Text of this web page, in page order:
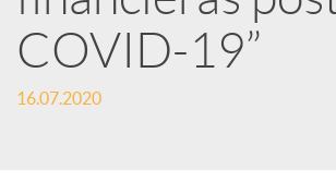
a
COVID-19”
16.07.2020